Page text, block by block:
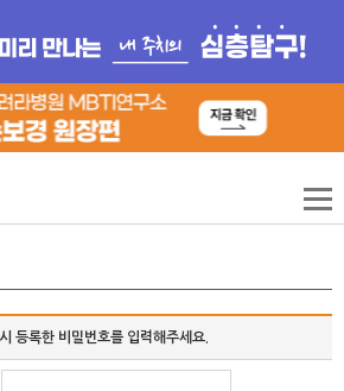
등록한 비밀번호를 입력해주세요.